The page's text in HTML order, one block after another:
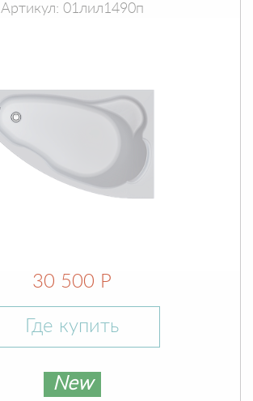
Артикул: 01лил1490п
30 500 Р
Где купить
New